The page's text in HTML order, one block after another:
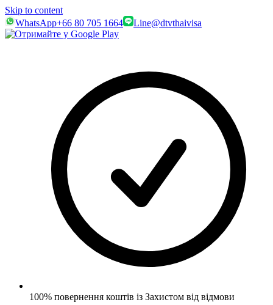
Skip to content
WhatsApp+66 80 705 1664 Line@dtvthaivisa
100% повернення коштів із Захистом від відмови